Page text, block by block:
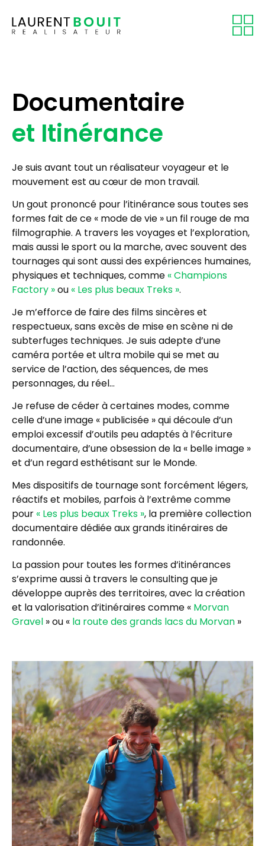
Documentaire
et Itinérance
Je suis avant tout un réalisateur voyageur et le
mouvement est au cœur de mon travail.
Un gout prononcé pour l’itinérance sous toutes ses
formes fait de ce « mode de vie » un fil rouge de ma
filmographie. A travers les voyages et l’exploration,
mais aussi le sport ou la marche, avec souvent des
tournages qui sont aussi des expériences humaines,
physiques et techniques, comme « Champions
Factory »ou « Les plus beaux Treks ».
Je m’efforce de faire des films sincères et
respectueux, sans excès de mise en scène ni de
subterfuges techniques. Je suis adepte d’une
caméra portée et ultra mobile qui se met au
service de l’action, des séquences, de mes
personnages, du réel…
Je refuse de céder à certaines modes, comme
celle d’une image « publicisée » qui découle d’un
emploi excessif d’outils peu adaptés à l’écriture
documentaire, d’une obsession de la « belle image »
et d’un regard esthétisant sur le Monde.
Mes dispositifs de tournage sont forcément légers,
réactifs et mobiles, parfois à l’extrême comme
pour « Les plus beaux Treks », la première collection
documentaire dédiée aux grands itinéraires de
randonnée.
La passion pour toutes les formes d’itinérances
s’exprime aussi à travers le consulting que je
développe auprès des territoires, avec la création
et la valorisation d’itinéraires comme « Morvan
Gravel » ou « la route des grands lacs du Morvan »